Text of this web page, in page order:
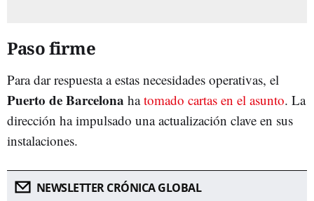
Paso firme
Para dar respuesta a estas necesidades operativas, el
Puerto de Barcelona hatomado cartas en el asunto. La
dirección ha impulsado una actualización clave en sus
instalaciones.
NEWSLETTER CRÓNICA GLOBAL